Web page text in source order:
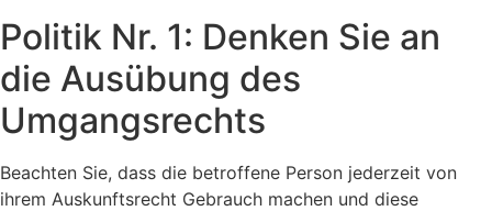
Politik Nr. 1: Denken Sie an
die Ausübung des
Umgangsrechts
Beachten Sie, dass die betroffene Person jederzeit von
ihrem Auskunftsrecht Gebrauch machen und diese